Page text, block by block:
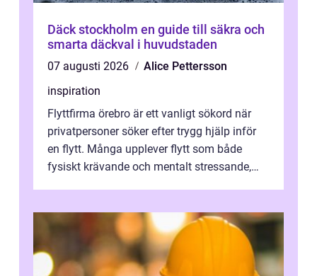
Däck stockholm en guide till säkra och
smarta däckval i huvudstaden
07 augusti 2026
Alice Pettersson
inspiration
Flyttfirma örebro är ett vanligt sökord när
privatpersoner söker efter trygg hjälp inför
en flytt. Många upplever flytt som både
fysiskt krävande och mentalt stressande,